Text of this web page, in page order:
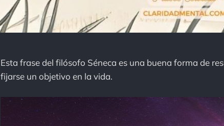
Esta frase del filósofo Séneca es una buena forma de
fijarse un objetivo en la vida.